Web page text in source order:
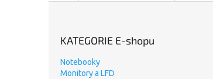
KATEGORIE E-shopu
Notebooky
Monitory a LFD